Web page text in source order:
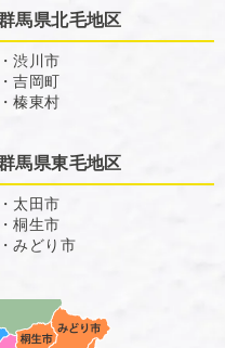
馬県北毛地区
・渋川市
・吉岡町
・榛東村
馬県東毛地区
・太田市
・桐生市
・みどり市